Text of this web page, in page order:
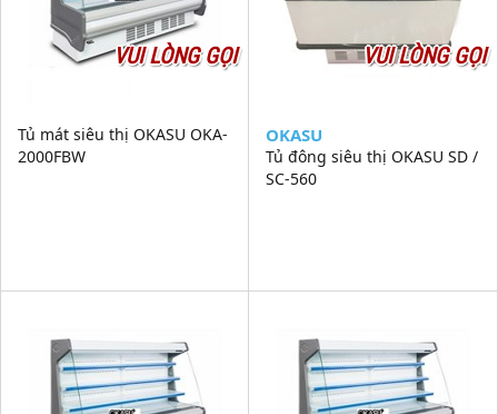
VUI LÒNG GỌI
Tủ mát siêu thị OKASU OKA-
2000FBW
VUI LÒNG GỌI
OKASU
Tủ đông siêu thị OKASU SD /
SC-560